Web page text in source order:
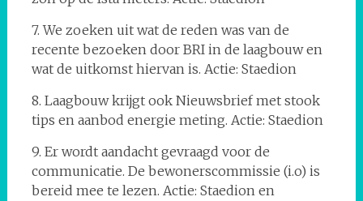
7. We zoeken uit wat de reden was van de
recente bezoeken door BRI in de laagbouw en
wat de uitkomst hiervan is. Actie: Staedion
8. Laagbouw krijgt ook Nieuwsbrief met stook
tips en aanbod energie meting. Actie: Staedion
9. Er wordt aandacht gevraagd voor de
communicatie. De bewonerscommissie (i.o) is
bereid mee te lezen. Actie: Staedion en